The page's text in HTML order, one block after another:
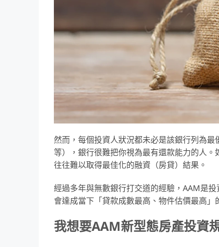
然而，每個投資人狀況都未必是該銀行列為
等），銀行很難把你視為最有還款能力的人
往往難以取得最佳化的融資（房貸）結果。
經過多年與無數銀行打交道的經驗，AAM是
會達成當下「貸款成數最高、物件估價最高」
我想要AAM新型態房產投資